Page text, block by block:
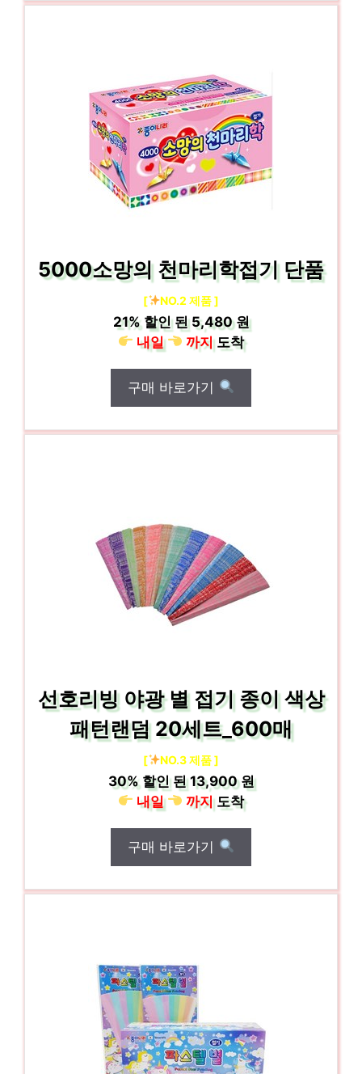
5000소망의 천마리학접기 단품
[ NO.2 제품 ]
21%할인 된5,480 원
내일
까지도착
구매 바로가기
선호리빙 야광 별 접기 종이 색상
패턴랜덤 20세트_600매
[ NO.3 제품 ]
30%할인 된13,900 원
내일
까지도착
구매 바로가기